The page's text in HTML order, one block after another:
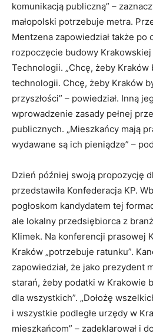
komunikacją publiczną” –
małopolski potrzebuje metra.
Mentzena zapowiedział także po
rozpoczęcie budowy
Technologii. „Chcę, żeby Kraków
technologii. Chcę, żeby Kraków
przyszłości” – powiedział. Inną
wprowadzenie zasady pełnej
publicznych. „Mieszkańcy mają
wydawane są ich pieniądze” –
Dzień później swoją propozycję
przedstawiła Konfederacja KP.
pogłoskom kandydatem tej
ale lokalny przedsiębiorca z
Klimek. Na konferencji prasowej
Kraków „potrzebuje ratunku”.
zapowiedział, że jako prezydent
starań, żeby podatki w Krakowie
dla wszystkich”. „Dołożę
i wszystkie podległe urzędy w
mieszkańcom” – zadeklarował i